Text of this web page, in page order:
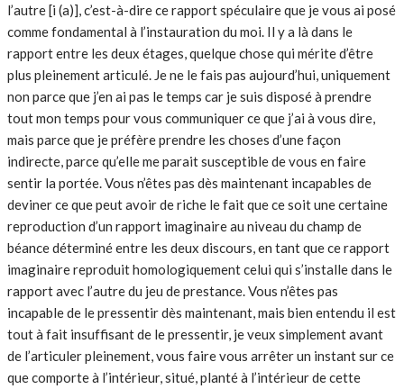
l’autre [i (a)], c’est-à-dire ce rapport spéculaire que je vous ai posé
comme fondamental à l’instauration du moi. Il y a là dans le
rapport entre les deux étages, quelque chose qui mérite d’être
plus pleinement articulé. Je ne le fais pas aujourd’hui, uniquement
non parce que j’en ai pas le temps car je suis disposé à prendre
tout mon temps pour vous communiquer ce que j’ai à vous dire,
mais parce que je préfère prendre les choses d’une façon
indirecte, parce qu’elle me parait susceptible de vous en faire
sentir la portée. Vous n’êtes pas dès maintenant incapables de
deviner ce que peut avoir de riche le fait que ce soit une certaine
reproduction d’un rapport imaginaire au niveau du champ de
béance déterminé entre les deux discours, en tant que ce rapport
imaginaire reproduit homologiquement celui qui s’installe dans le
rapport avec l’autre du jeu de prestance. Vous n’êtes pas
incapable de le pressentir dès maintenant, mais bien entendu il est
tout à fait insuffisant de le pressentir, je veux simplement avant
de l’articuler pleinement, vous faire vous arrêter un instant sur ce
que comporte à l’intérieur, situé, planté à l’intérieur de cette